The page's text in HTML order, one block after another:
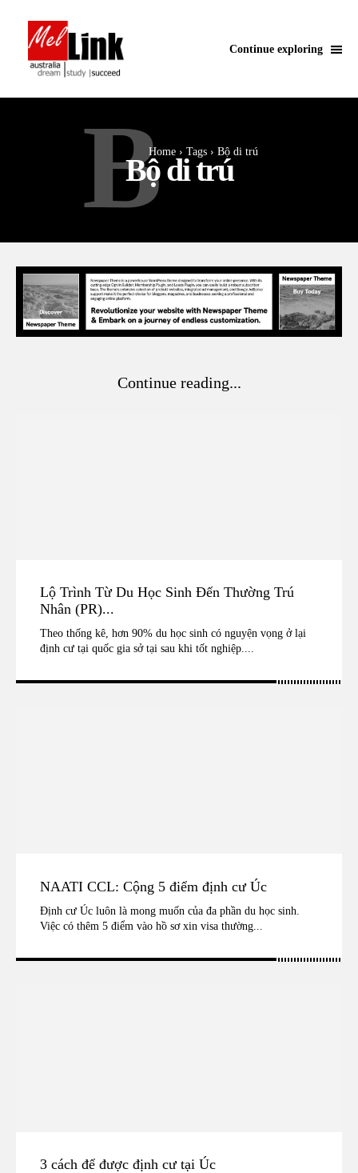
Continue exploring
Home Tags Bộ di trú
Bộ di trú
B
Continue reading...
Lộ Trình Từ Du Học Sinh Đến Thường Trú
Nhân (PR)...
Theo thống kê, hơn 90% du học sinh có nguyện vọng ở lại
định cư tại quốc gia sở tại sau khi tốt nghiệp....
NAATI CCL: Cộng 5 điểm định cư Úc
Định cư Úc luôn là mong muốn của đa phần du học sinh.
Việc có thêm 5 điểm vào hồ sơ xin visa thường...
3 cách để được định cư tại Úc